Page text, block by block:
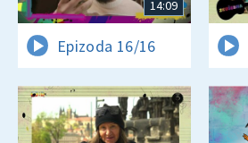
14:09
Epizoda 16/16